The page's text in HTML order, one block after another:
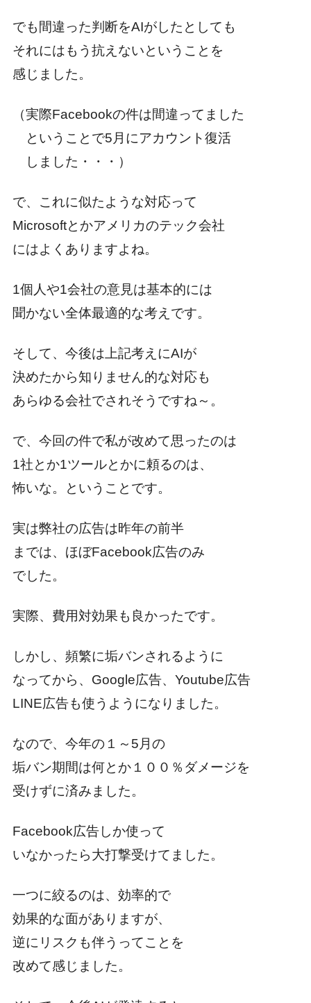
でも間違った判断をAIがしたとしても
それにはもう抗えないということを
感じました。
（実際Facebookの件は間違ってました
ということで5月にアカウント復活
しました・・・）
で、これに似たような対応って
Microsoftとかアメリカのテック会社
にはよくありますよね。
1個人や1会社の意見は基本的には
聞かない全体最適的な考えです。
そして、今後は上記考えにAIが
決めたから知りません的な対応も
あらゆる会社でされそうですね～。
で、今回の件で私が改めて思ったのは
1社とか1ツールとかに頼るのは、
怖いな。ということです。
実は弊社の広告は昨年の前半
までは、ほぼFacebook広告のみ
でした。
実際、費用対効果も良かったです。
しかし、頻繁に垢バンされるように
なってから、Google広告、Youtube広告
LINE広告も使うようになりました。
なので、今年の１～5月の
垢バン期間は何とか１００％ダメージを
受けずに済みました。
Facebook広告しか使って
いなかったら大打撃受けてました。
一つに絞るのは、効率的で
効果的な面がありますが、
逆にリスクも伴うってことを
改めて感じました。